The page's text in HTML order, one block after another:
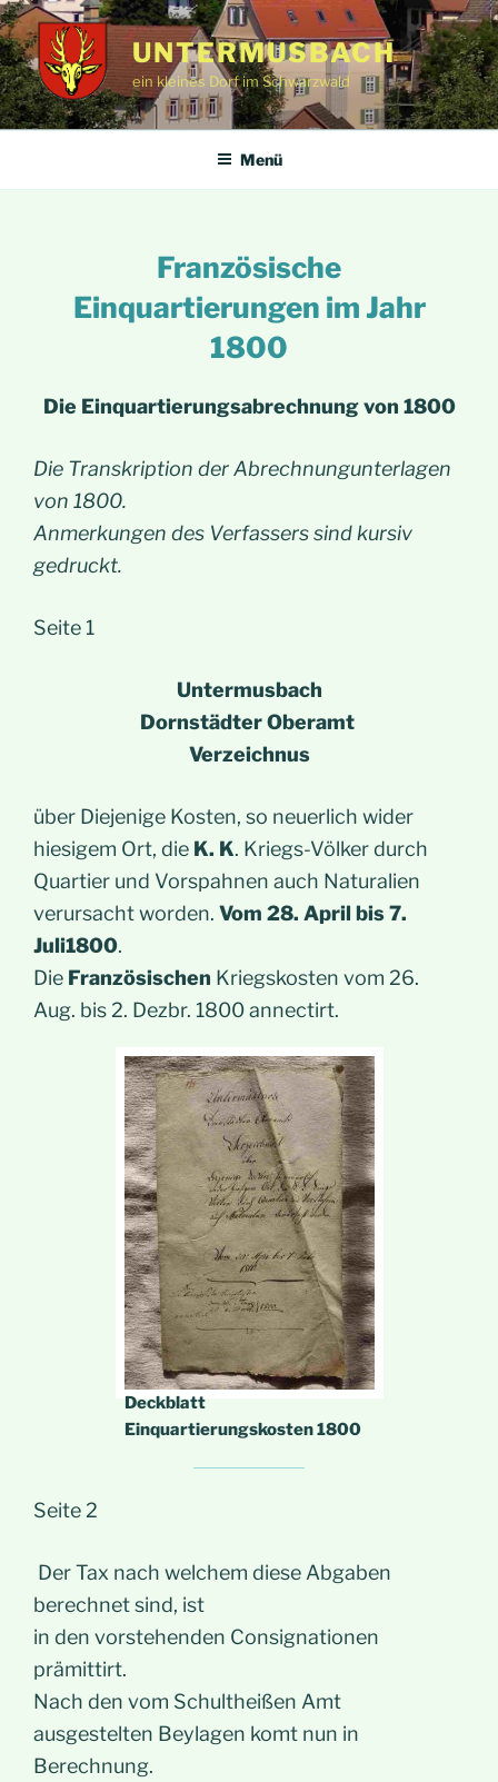
Zum
Inhalt
springen
UNTERMUSBACH
ein kleines Dorf im Schwarzwald
Menü
Französische
Einquartierungen im Jahr
1800
Die Einquartierungsabrechnung von 1800
Die Transkription der Abrechnungunterlagen
von 1800.
Anmerkungen des Verfassers sind kursiv
gedruckt.
Seite 1
Untermusbach
Dornstädter Oberamt
Verzeichnus
über Diejenige Kosten, so neuerlich wider
hiesigem Ort, die K. K. Kriegs-Völker durch
Quartier und Vorspahnen auch Naturalien
verursacht worden. Vom 28. April bis 7.
Juli1800.
Die Französischen Kriegskosten vom 26.
Aug. bis 2. Dezbr. 1800 annectirt.
Deckblatt
Einquartierungskosten 1800
Seite 2
Der Tax nach welchem diese Abgaben
berechnet sind, ist
in den vorstehenden Consignationen
prämittirt.
Nach den vom Schultheißen Amt
ausgestelten Beylagen komt nun in
Berechnung.